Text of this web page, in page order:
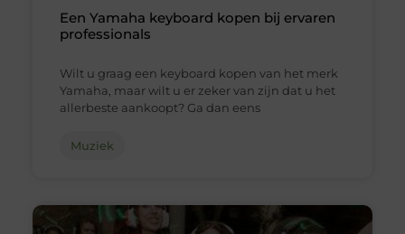
Een Yamaha keyboard kopen bij ervaren
professionals
Wilt u graag een keyboard kopen van het merk
Yamaha, maar wilt u er zeker van zijn dat u het
allerbeste aankoopt? Ga dan eens
Muziek